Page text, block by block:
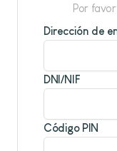
Por
Dirección de
DNI/NIF
Código PIN